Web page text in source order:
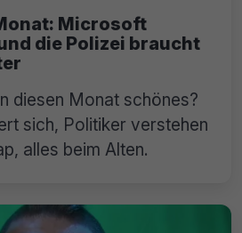
Microsoft
die Polizei braucht
diesen Monat schönes?
sich, Politiker verstehen
alles beim Alten.